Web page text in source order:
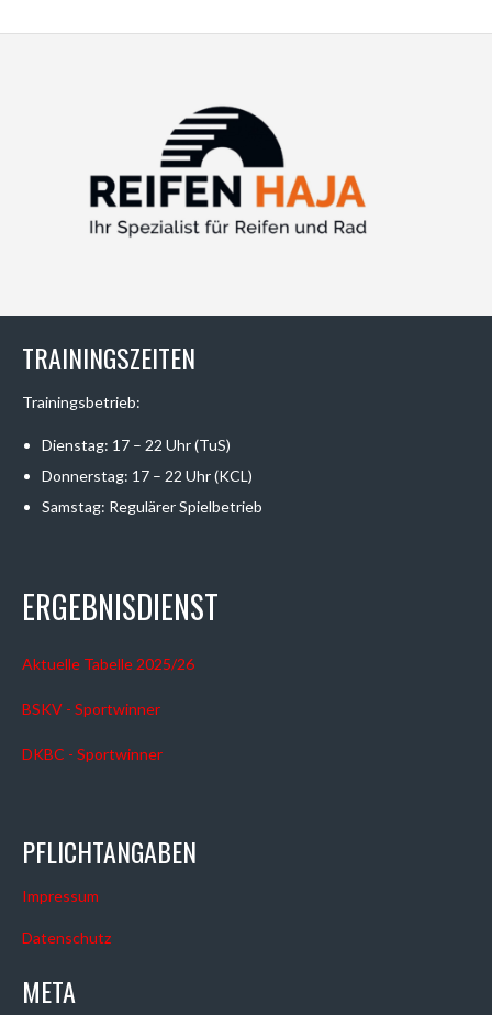
TRAININGSZEITEN
Trainingsbetrieb:
Dienstag: 17 – 22 Uhr (TuS)
Donnerstag: 17 – 22 Uhr (KCL)
Samstag: Regulärer Spielbetrieb
ERGEBNISDIENST
Aktuelle Tabelle 2025/26
BSKV - Sportwinner
DKBC - Sportwinner
PFLICHTANGABEN
Impressum
Datenschutz
META